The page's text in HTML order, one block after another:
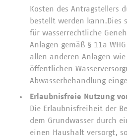
Kosten des Antragstellers
bestellt werden
für wasserrechtliche
Anlagen gemäß § 11a
allen anderen Anlagen
öffentlichen
Abwasserbehandlung
Erlaubnisfreie Nutzung
Die Erlaubnisfreiheit der
dem Grundwasser durch
einen Haushalt versorgt,